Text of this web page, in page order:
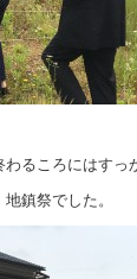
るころにはすっ
鎮祭でした。